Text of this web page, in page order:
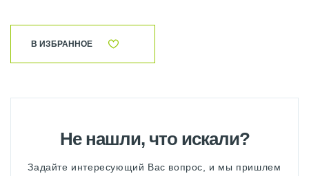
В ИЗБРАННОЕ
Не нашли, что искали?
Задайте интересующий Вас вопрос, и мы пришлем